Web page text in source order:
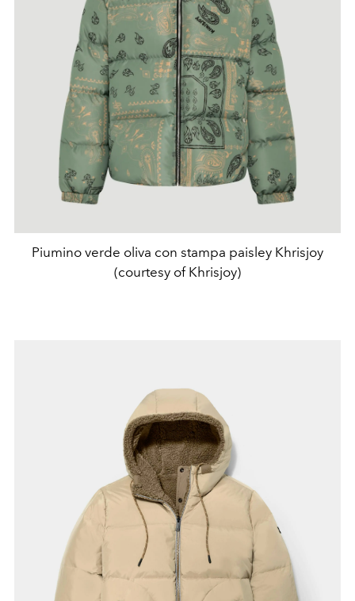
Piumino verde oliva con stampa paisley Khrisjoy
(courtesy of Khrisjoy)